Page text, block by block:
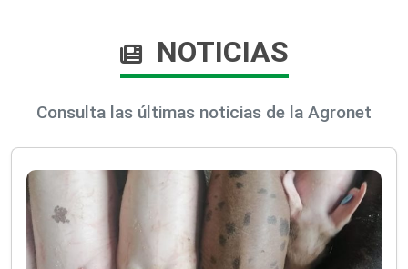
NOTICIAS
Consulta las últimas noticias de la Agronet